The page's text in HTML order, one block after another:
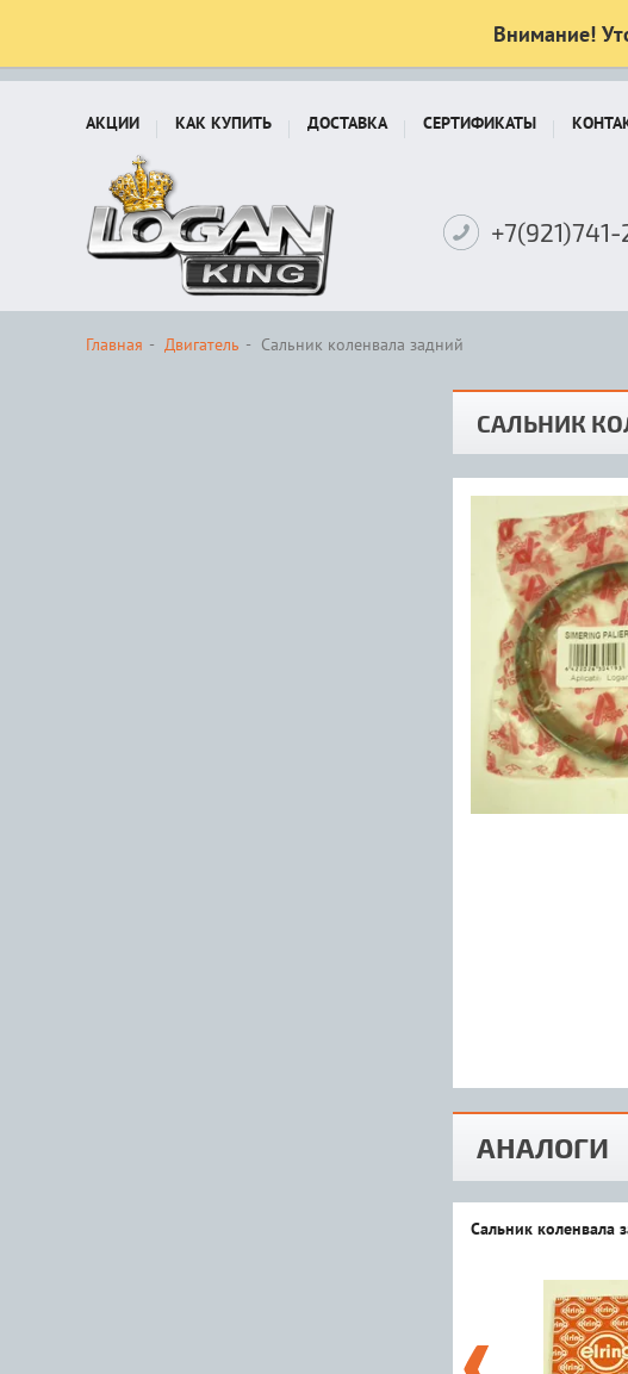
Внимание!
АКЦИИ КАК КУПИТЬ ДОСТАВКА СЕРТИФИКАТЫ
Главная Двигатель Сальник коленвала задний
САЛЬНИК
АНАЛОГИ
Сальник коленвала